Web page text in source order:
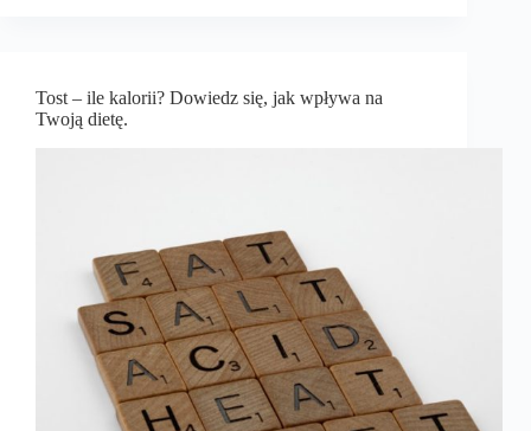
Tost – ile kalorii? Dowiedz się, jak wpływa na
Twoją dietę.